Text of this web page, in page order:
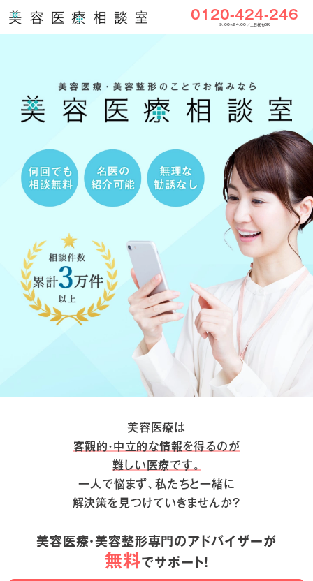
0120-424-246
9:00〜24:00／土日祝もOK
美容医療は
客観的・中立的な情報を得るのが
難しい医療です。
一人で悩まず、私たちと一緒に
解決策を見つけていきませんか？
美容医療・美容整形専門のアドバイザーが
無料でサポート！